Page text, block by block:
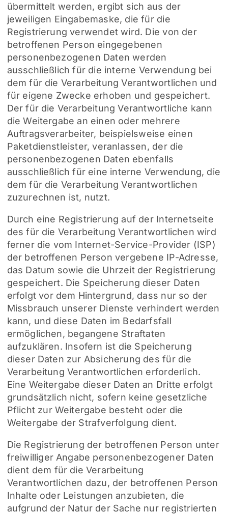
übermittelt werden, ergibt sich aus der
jeweiligen Eingabemaske, die für die
Registrierung verwendet wird. Die von der
betroffenen Person eingegebenen
personenbezogenen Daten werden
ausschließlich für die interne Verwendung bei
dem für die Verarbeitung Verantwortlichen und
für eigene Zwecke erhoben und gespeichert.
Der für die Verarbeitung Verantwortliche kann
die Weitergabe an einen oder mehrere
Auftragsverarbeiter, beispielsweise einen
Paketdienstleister, veranlassen, der die
personenbezogenen Daten ebenfalls
ausschließlich für eine interne Verwendung, die
dem für die Verarbeitung Verantwortlichen
zuzurechnen ist, nutzt.
Durch eine Registrierung auf der Internetseite
des für die Verarbeitung Verantwortlichen wird
ferner die vom Internet-Service-Provider (ISP)
der betroffenen Person vergebene IP-Adresse,
das Datum sowie die Uhrzeit der Registrierung
gespeichert. Die Speicherung dieser Daten
erfolgt vor dem Hintergrund, dass nur so der
Missbrauch unserer Dienste verhindert werden
kann, und diese Daten im Bedarfsfall
ermöglichen, begangene Straftaten
aufzuklären. Insofern ist die Speicherung
dieser Daten zur Absicherung des für die
Verarbeitung Verantwortlichen erforderlich.
Eine Weitergabe dieser Daten an Dritte erfolgt
grundsätzlich nicht, sofern keine gesetzliche
Pflicht zur Weitergabe besteht oder die
Weitergabe der Strafverfolgung dient.
Die Registrierung der betroffenen Person unter
freiwilliger Angabe personenbezogener Daten
dient dem für die Verarbeitung
Verantwortlichen dazu, der betroffenen Person
Inhalte oder Leistungen anzubieten, die
aufgrund der Natur der Sache nur registrierten